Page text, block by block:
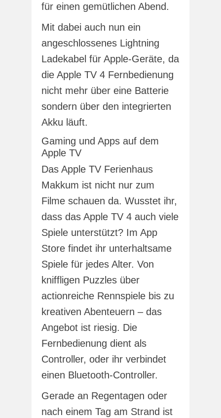
für einen gemütlichen Abend.
Mit dabei auch nun ein
angeschlossenes Lightning
Ladekabel für Apple-Geräte, da
die Apple TV 4 Fernbedienung
nicht mehr über eine Batterie
sondern über den integrierten
Akku läuft.
Gaming und Apps auf dem
Apple TV
Das Apple TV Ferienhaus
Makkum ist nicht nur zum
Filme schauen da. Wusstet ihr,
dass das Apple TV 4 auch viele
Spiele unterstützt? Im App
Store findet ihr unterhaltsame
Spiele für jedes Alter. Von
kniffligen Puzzles über
actionreiche Rennspiele bis zu
kreativen Abenteuern – das
Angebot ist riesig. Die
Fernbedienung dient als
Controller, oder ihr verbindet
einen Bluetooth-Controller.
Gerade an Regentagen oder
nach einem Tag am Strand ist